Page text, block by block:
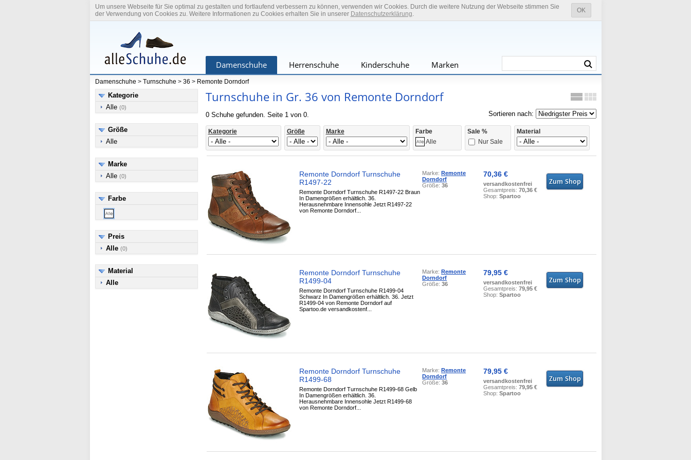
OK
Um unsere Webseite für Sie optimal zu gestalten und fortlaufend verbessern zu können, verwenden wir Cookies. Durch die weitere Nutzung der Webseite stimmen Sie
der Verwendung von Cookies zu. Weitere Informationen zu Cookies erhalten Sie in unserer Datenschutzerklärung.
Damenschuhe Herrenschuhe Kinderschuhe Marken
Damenschuhe> Turnschuhe> 36 > Remonte Dorndorf
Kategorie
Alle (0)
Größe
Alle
Marke
Alle (0)
Farbe
Preis
Alle (0)
Material
Alle
Turnschuhe in Gr. 36 von Remonte Dorndorf
Sortieren nach:
0 Schuhe gefunden. Seite 1 von 0.
Kategorie Größe Marke
Farbe
Alle
Sale %
Nur Sale
Material
Remonte Dorndorf Turnschuhe
R1497-22
Remonte Dorndorf Turnschuhe R1497-22 Braun
In Damengrößen erhältlich. 36.
Herausnehmbare Innensohle Jetzt R1497-22
von Remonte Dorndorf...
Marke:Remonte
Dorndorf
Größe:36
70,36 €
versandkostenfrei
Gesamtpreis:70,36 €
Shop:Spartoo
Remonte Dorndorf Turnschuhe
R1499-04
Remonte Dorndorf Turnschuhe R1499-04
Schwarz In Damengrößen erhältlich. 36. Jetzt
R1499-04 von Remonte Dorndorf auf
Spartoo.de versandkostenf...
Marke:Remonte
Dorndorf
Größe:36
79,95 €
versandkostenfrei
Gesamtpreis:79,95 €
Shop:Spartoo
Remonte Dorndorf Turnschuhe
R1499-68
Remonte Dorndorf Turnschuhe R1499-68 Gelb
In Damengrößen erhältlich. 36.
Herausnehmbare Innensohle Jetzt R1499-68
von Remonte Dorndorf...
Marke:Remonte
Dorndorf
Größe:36
79,95 €
versandkostenfrei
Gesamtpreis:79,95 €
Shop:Spartoo